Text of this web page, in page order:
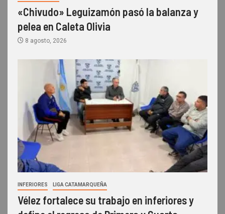
«Chivudo» Leguizamón pasó la balanza y
pelea en Caleta Olivia
8 agosto, 2026
INFERIORES LIGA CATAMARQUEÑA
Vélez fortalece su trabajo en inferiores y